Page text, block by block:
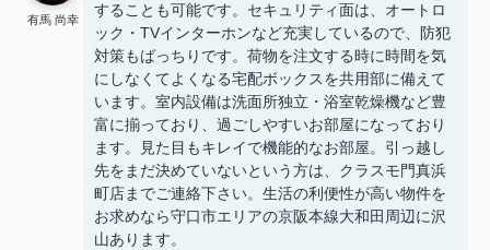
有馬 尚幸
することも可能です。セキュリティ面は、オートロ
ック・TVインターホンなど充実しているので、防犯
対策もばっちりです。荷物を注文する時に時間を気
にしなくてよくなる宅配ボックスを共用部に備えて
います。室内設備は洗面所独立・浴室乾燥機など豊
富に揃っており、過ごしやすいお部屋になっており
ます。見た目もキレイで機能的なお部屋。引っ越し
先をまだ決めていないという方は、クラスモ門真浜
町店までご連絡下さい。生活の利便性が高い物件を
お求めなら守口市エリアの京阪本線大和田周辺に沢
山あります。